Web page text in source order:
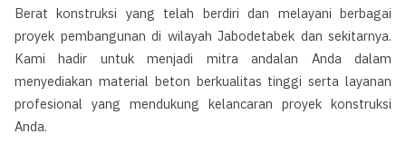
Berat konstruksi yang telah berdiri dan melayani berbagai
proyek pembangunan di wilayah Jabodetabek dan sekitarnya.
Kami hadir untuk menjadi mitra andalan Anda dalam
menyediakan material beton berkualitas tinggi serta layanan
profesional yang mendukung kelancaran proyek konstruksi
Anda.